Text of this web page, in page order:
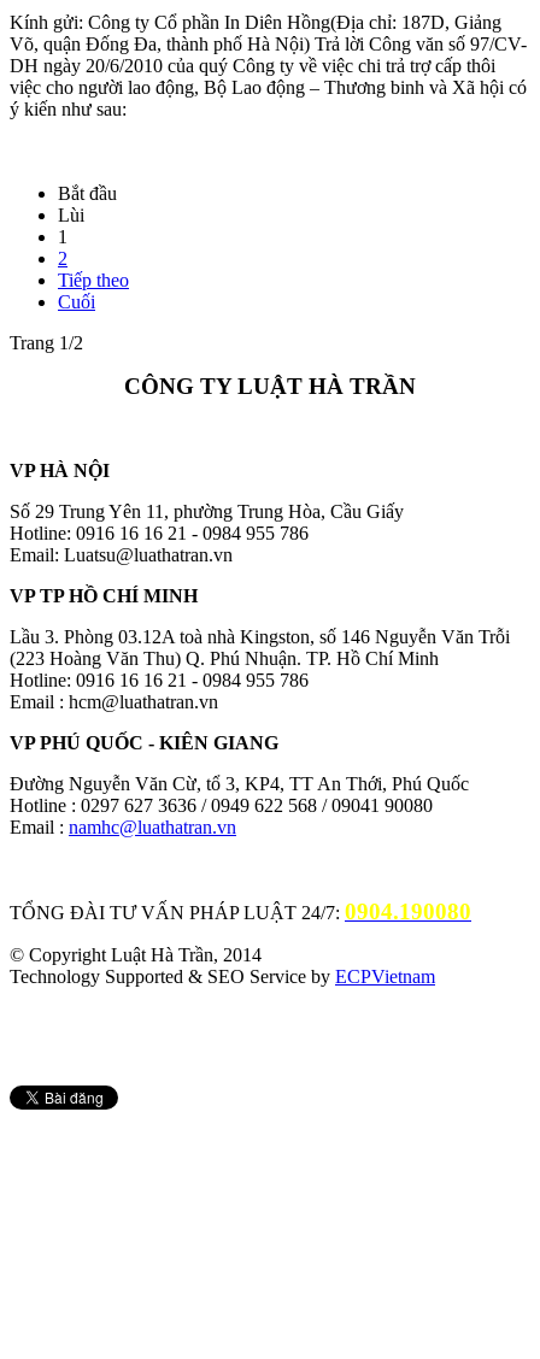
Kính gửi: Công ty Cổ phần In Diên Hồng(Địa chỉ: 187D, Giảng
Võ, quận Đống Đa, thành phố Hà Nội) Trả lời Công văn số 97/CV-
DH ngày 20/6/2010 của quý Công ty về việc chi trả trợ cấp thôi
việc cho người lao động, Bộ Lao động – Thương binh và Xã hội có
ý kiến như sau:
Bắt đầu
Lùi
1
2
Tiếp theo
Cuối
Trang 1/2
CÔNG TY LUẬT HÀ TRẦN
VP HÀ NỘI
Số 29 Trung Yên 11, phường Trung Hòa, Cầu Giấy
Hotline: 0916 16 16 21 - 0984 955 786
Email: Luatsu@luathatran.vn
VP TP HỒ CHÍ MINH
Lầu 3. Phòng 03.12A toà nhà Kingston, số 146 Nguyễn Văn Trỗi
(223 Hoàng Văn Thu) Q. Phú Nhuận. TP. Hồ Chí Minh
Hotline: 0916 16 16 21 - 0984 955 786
Email : hcm@luathatran.vn
VP PHÚ QUỐC - KIÊN GIANG
Đường Nguyễn Văn Cừ, tổ 3, KP4, TT An Thới, Phú Quốc
Hotline : 0297 627 3636 / 0949 622 568 / 09041 90080
Email : namhc@luathatran.vn
TỔNG ĐÀI TƯ VẤN PHÁP LUẬT 24/7: 0904.190080
© Copyright Luật Hà Trần, 2014
Technology Supported & SEO Service by ECPVietnam